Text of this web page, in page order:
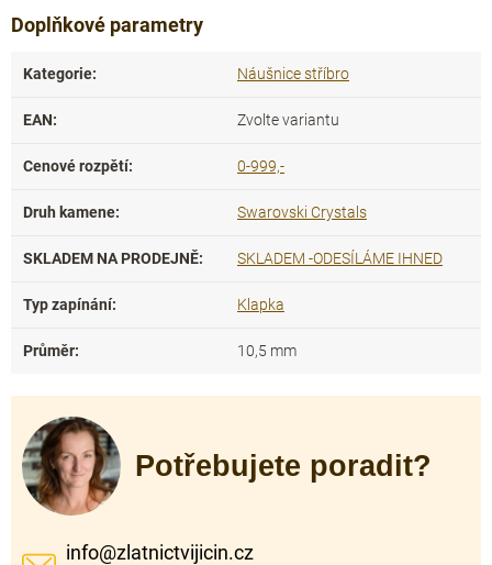
Doplňkové parametry
Kategorie: Náušnice stříbro
EAN: Zvolte variantu
Cenové rozpětí: 0-999,-
Druh kamene: Swarovski Crystals
SKLADEM NA PRODEJNĚ: SKLADEM -ODESÍLÁME IHNED
Typ zapínání: Klapka
Průměr: 10,5 mm
Potřebujete poradit?
info@zlatnictvijicin.cz